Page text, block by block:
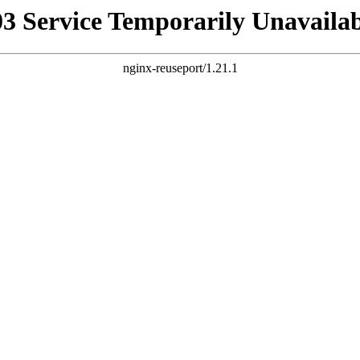
Service Temporarily
nginx-reuseport/1.21.1